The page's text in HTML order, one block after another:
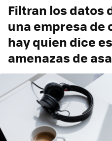
Filtran los datos
una empresa
hay quien dice
amenazas de